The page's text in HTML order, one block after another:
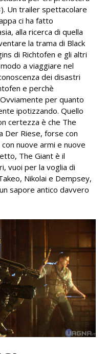
Un trailer spettacolare
ci ha fatto
alla ricerca di quella
la trama di Black
di Richtofen e gli altri
a viaggiare nel
dei disastri
e perchè
per quanto
ipotizzando. Quello
certezza è che The
Der Riese, forse con
nuove armi e nuove
The Giant è il
vuoi per la voglia di
Nikolai e Dempsey,
sapore antico davvero